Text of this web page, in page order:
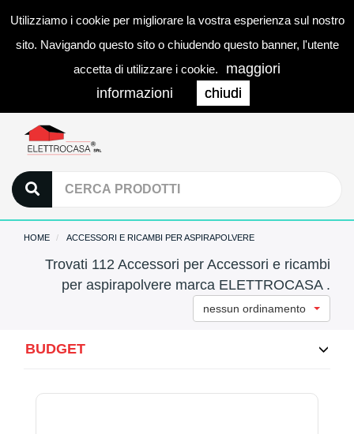
Utilizziamo i cookie per migliorare la vostra esperienza sul nostro
sito. Navigando questo sito o chiudendo questo banner, l'utente
accetta di utilizzare i cookie.
maggiori
informazioni
chiudi
0
HOME ACCESSORI E RICAMBI PER ASPIRAPOLVERE
Trovati 112 Accessori per Accessori e ricambi
per aspirapolvere marca ELETTROCASA .
nessun ordinamento
BUDGET